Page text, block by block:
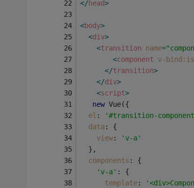
</head>
<body>
<div>
<transition name=
<component v-bind:is
</transition>
</div>
<script>
new Vue({
el : '#transition-
data : {
view:
'v-a'
  },
components : {
'v-a' : {
template: